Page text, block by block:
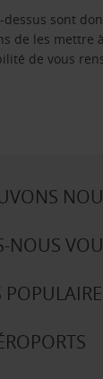
sont
de les mettre
de vous